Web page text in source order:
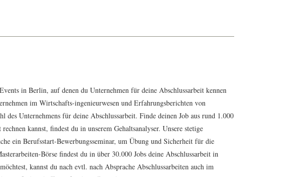
in Berlin, auf denen du Unternehmen für deine Abschlussarbeit kennen
im Wirtschafts-ingenieurwesen und Erfahrungsberichten von
Unternehmens für deine Abschlussarbeit. Finde deinen Job aus rund 1.000
kannst, findest du in unserem Gehaltsanalyser. Unsere stetige
ein Berufsstart-Bewerbungsseminar, um Übung und Sicherheit für die
Börse findest du in über 30.000 Jobs deine Abschlussarbeit in
kannst du nach evtl. nach Absprache Abschlussarbeiten auch im